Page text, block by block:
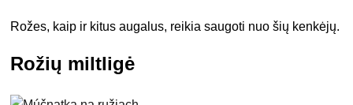
Rožes, kaip ir kitus augalus, reikia saugoti nuo šių kenkėjų.
Rožių miltligė